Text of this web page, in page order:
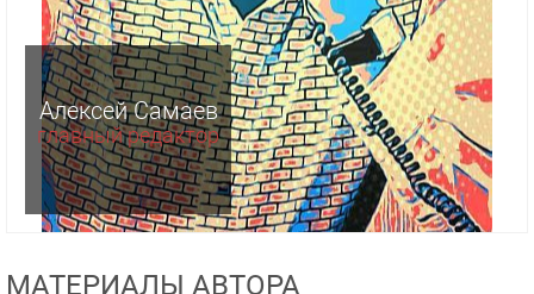
Алексей Самаев
главный редактор
МАТЕРИАЛЫ АВТОРА